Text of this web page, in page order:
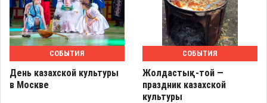
СОБЫТИЯ
День казахской культуры
в Москве
СОБЫТИЯ
Жолдастық-той —
праздник казахской
культуры